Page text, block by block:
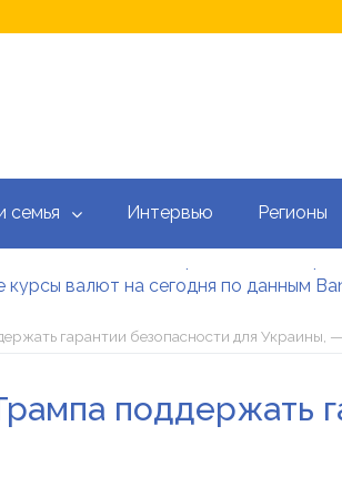
семья Интервью Регионы
курсы валют на сегодня по данным
гривен военным: кто может
сегодня онлайн: Оперативный обзор
гарантии безопасности для Украины,
поддержать